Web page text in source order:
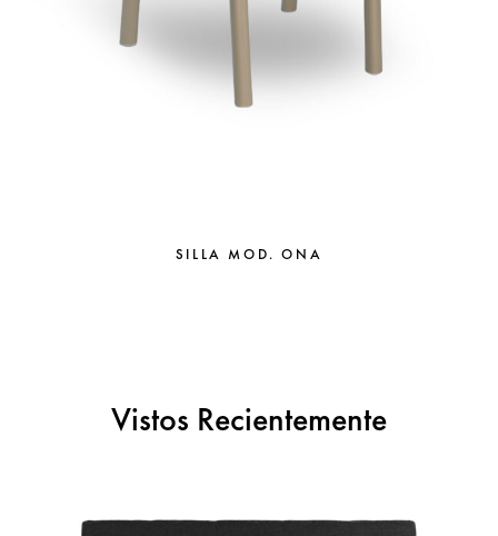
SILLA MOD. ONA
Vistos Recientemente